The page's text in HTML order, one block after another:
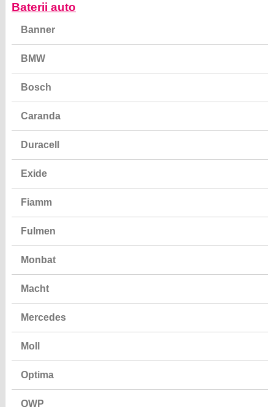
Baterii auto
Banner
BMW
Bosch
Caranda
Duracell
Exide
Fiamm
Fulmen
Monbat
Macht
Mercedes
Moll
Optima
QWP